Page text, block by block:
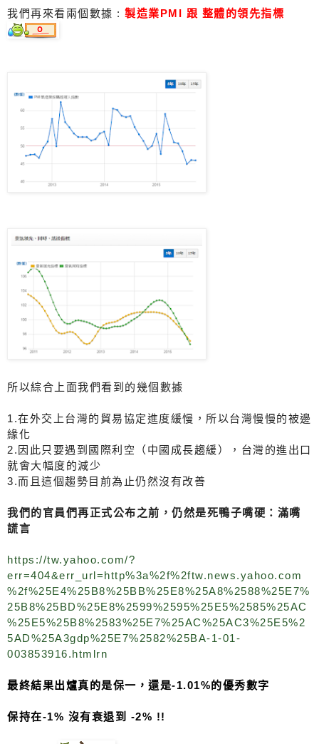
我們再來看兩個數據 :製造業PMI 跟 整體的領先指標
所以綜合上面我們看到的幾個數據
1.在外交上台灣的貿易協定進度緩慢，所以台灣慢慢的被邊
緣化
2.因此只要遇到國際利空（中國成長趨緩），台灣的進出口
就會大幅度的減少
3.而且這個趨勢目前為止仍然沒有改善
我們的官員們再正式公布之前，仍然是死鴨子嘴硬：滿嘴
謊言
https://tw.yahoo.com/?
err=404&err_url=http%3a%2f%2ftw.news.yahoo.com
%2f%25E4%25B8%25BB%25E8%25A8%2588%25E7%
25B8%25BD%25E8%2599%2595%25E5%2585%25AC
%25E5%25B8%2583%25E7%25AC%25AC3%25E5%2
5AD%25A3gdp%25E7%2582%25BA-1-01-
003853916.htmlrn
最終結果出爐真的是保一，還是-1.01%的優秀數字
保持在-1% 沒有衰退到 -2% !!